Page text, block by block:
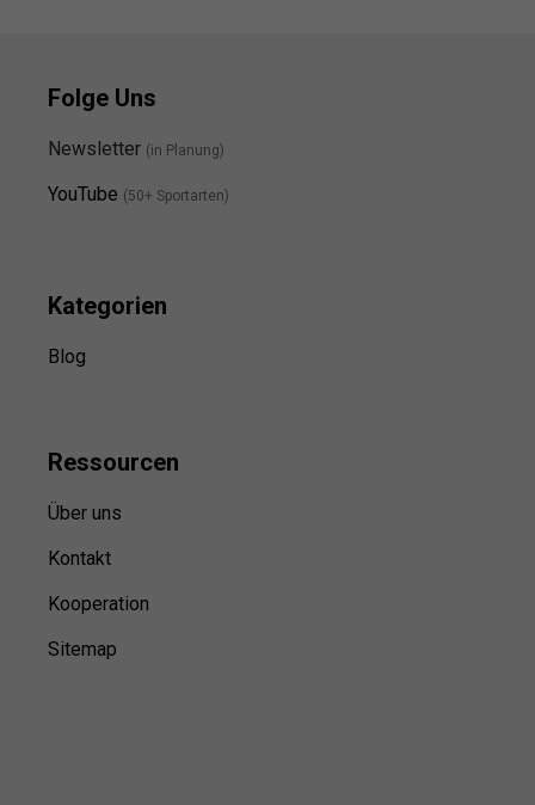
Folge Uns
Newsletter (in Planung)
YouTube (50+ Sportarten)
Kategorien
Blog
Ressourcen
Über uns
Kontakt
Kooperation
Sitemap